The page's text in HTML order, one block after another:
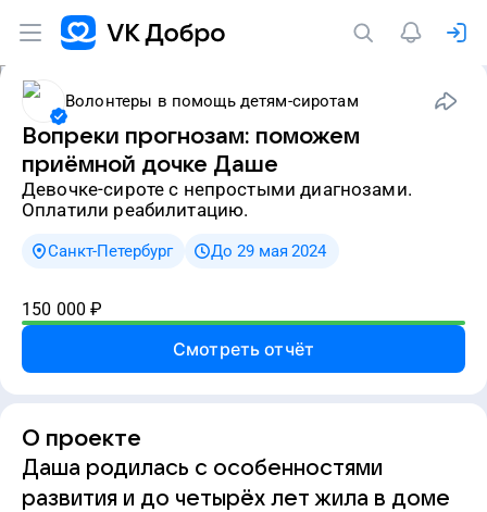
Волонтеры в помощь детям-сиротам
Вопреки прогнозам: поможем
приёмной дочке Даше
девочке-сироте с непростыми диагнозами.
Оплатили реабилитацию.
Санкт-Петербург До 29 мая 2024
150 000 ₽
Смотреть отчёт
О проекте
Даша родилась с особенностями
развития и до четырёх лет жила в доме